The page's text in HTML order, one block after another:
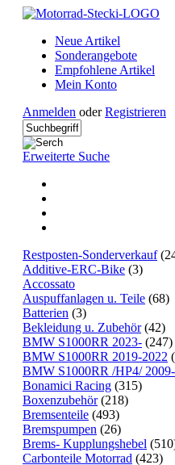
Neue Artikel
Sonderangebote
Empfohlene Artikel
Mein Konto
Anmelden oderRegistrieren
Erweiterte Suche
Restposten-Sonderverkauf
Additive-ERC-Bike (3)
Accossato
Auspuffanlagen u. Teile (68)
Batterien (3)
Bekleidung u. Zubehör(42)
BMW S1000RR 2023- (247)
BMW S1000RR 2019-2022
BMW S1000RR /HP4/
Bonamici Racing (315)
Boxenzubehör(218)
Bremsenteile (493)
Bremspumpen (26)
Brems- Kupplungshebel
Carbonteile Motorrad (423)